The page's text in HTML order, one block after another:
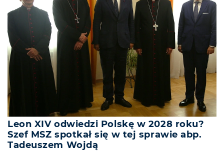
Leon XIV odwiedzi Polskę w 2028 roku?
Szef MSZ spotkał się w tej sprawie abp.
Tadeuszem Wojdą